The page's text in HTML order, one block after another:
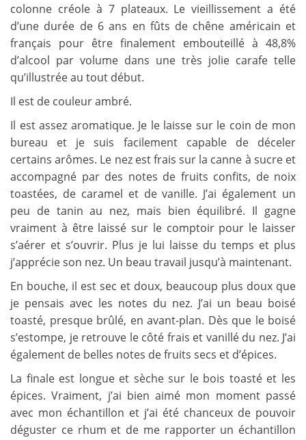
colonne créole à 7 plateaux. Le vieillissement a été
d’une durée de 6 ans en fûts de chêne américain et
français pour être finalement embouteillé à 48,8%
d’alcool par volume dans une très jolie carafe telle
qu’illustrée au tout début.
Il est de couleur ambré.
Il est assez aromatique. Je le laisse sur le coin de mon
bureau et je suis facilement capable de déceler
certains arômes. Le nez est frais sur la canne à sucre et
accompagné par des notes de fruits confits, de noix
toastées, de caramel et de vanille. J’ai également un
peu de tanin au nez, mais bien équilibré. Il gagne
vraiment à être laissé sur le comptoir pour le laisser
s’aérer et s’ouvrir. Plus je lui laisse du temps et plus
j’apprécie son nez. Un beau travail jusqu’à maintenant.
En bouche, il est sec et doux, beaucoup plus doux que
je pensais avec les notes du nez. J’ai un beau boisé
toasté, presque brûlé, en avant-plan. Dès que le boisé
s’estompe, je retrouve le côté frais et vanillé du nez. J’ai
également de belles notes de fruits secs et d’épices.
La finale est longue et sèche sur le bois toasté et les
épices. Vraiment, j’ai bien aimé mon moment passé
avec mon échantillon et j’ai été chanceux de pouvoir
déguster ce rhum et de me rapporter un échantillon